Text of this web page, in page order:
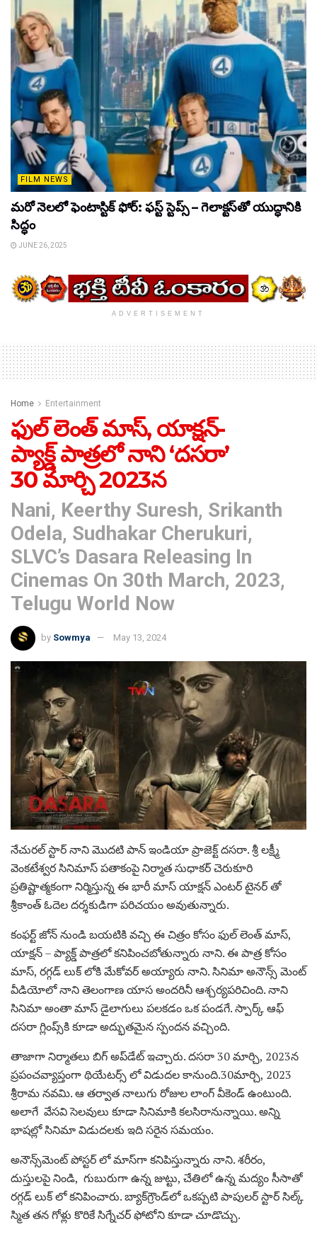
FILM NEWS
మరో నెలలో ఫెంటాస్టిక్ ఫోర్: ఫస్ట్ స్టెప్స్ – గెలాక్టస్‌తో యుద్ధానికి
సిద్ధం
JUNE 26, 2025
ADVERTISEMENT
Home Entertainment
ఫుల్ లెంత్ మాస్, యాక్షన్-
ప్యాక్డ్ పాత్రలో నాని ‘దసరా’
30 మార్చి 2023న
Nani, Keerthy Suresh, Srikanth
Odela, Sudhakar Cherukuri,
SLVC’s Dasara Releasing In
Cinemas On 30th March, 2023,
Telugu World Now
by Sowmya May 13, 2024
నేచురల్ స్టార్ నాని మొదటి పాన్ ఇండియా ప్రాజెక్ట్ దసరా. శ్రీ లక్ష్మీ
వెంకటేశ్వర సినిమాస్ పతాకంపై నిర్మాత సుధాకర్ చెరుకూరి
ప్రతిష్టాత్మకంగా నిర్మిస్తున్న ఈ భారీ మాస్ యాక్షన్ ఎంటర్‌ టైనర్‌ తో
శ్రీకాంత్ ఓదెల దర్శకుడిగా పరిచయం అవుతున్నారు.
కంఫర్ట్ జోన్ నుండి బయటికి వచ్చి ఈ చిత్రం కోసం ఫుల్ లెంత్ మాస్,
యాక్షన్ – ప్యాక్డ్ పాత్రలో కనిపించబోతున్నారు నాని. ఈ పాత్ర కోసం
మాస్, రగ్గడ్ లుక్ లోకి మేకోవర్ అయ్యారు నాని. సినిమా అనౌన్స్ మెంట్
వీడియోలో నాని తెలంగాణ యాస అందరినీ ఆశ్చర్యపరిచింది. నాని
సినిమా అంతా మాస్ డైలాగులు పలకడం ఒక పండగే. స్పార్క్ ఆఫ్
దసరా గ్లింప్స్‌కి కూడా అద్భుతమైన స్పందన వచ్చింది.
తాజాగా నిర్మాతలు బిగ్ అప్‌డేట్‌ ఇచ్చారు. దసరా 30 మార్చి, 2023న
ప్రపంచవ్యాప్తంగా థియేటర్స్ లో విడుదల కానుంది.30మార్చి, 2023
శ్రీరామ నవమి. ఆ తర్వాత నాలుగు రోజుల లాంగ్ వీకెండ్ ఉంటుంది.
అలాగే వేసవి సెలవులు కూడా సినిమాకి కలసిరానున్నాయి. అన్ని
భాషల్లో సినిమా విడుదలకు ఇది సరైన సమయం.
అనౌన్స్‌మెంట్ పోస్టర్‌ లో మాస్‌గా కనిపిస్తున్నారు నాని. శరీరం,
దుస్తులపై నిండి, గుబురుగా ఉన్న జుట్టు, చేతిలో ఉన్న మద్యం సీసాతో
రగ్గడ్ లుక్ లో కనిపించారు. బ్యాక్‌గ్రౌండ్‌లో ఒకప్పటి పాపులర్ స్టార్ సిల్క్
స్మిత తన గోళ్లు కొరికే సిగ్నేచర్ ఫోటోని కూడా చూడొచ్చు.